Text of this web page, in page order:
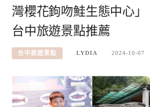
灣櫻花鉤吻鮭生態中心」
台中旅遊景點推薦
台中旅遊景點 LYDIA 2024-10-07